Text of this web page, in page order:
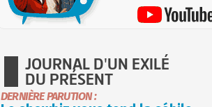
JOURNAL D'UN EXILÉ
DU PRÉSENT
DERNIÈRE PARUTION :